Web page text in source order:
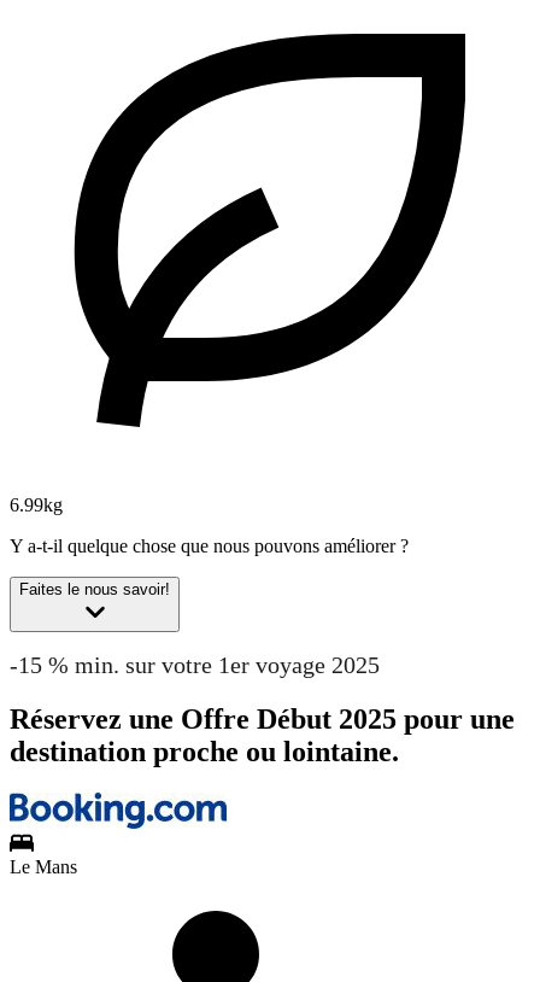
6.99kg
Y a-t-il quelque chose que nous pouvons améliorer ?
Faites le nous savoir!
-15 % min. sur votre 1er voyage 2025
Réservez une Offre Début 2025 pour une
destination proche ou lointaine.
Le Mans